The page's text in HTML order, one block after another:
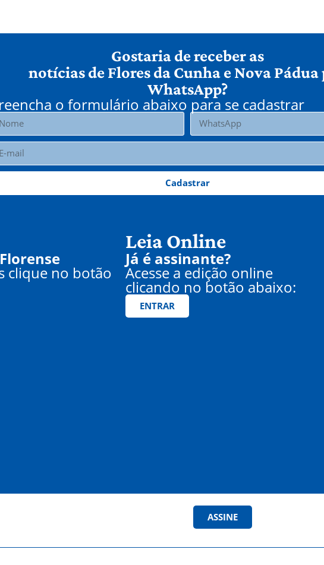
Gostaria de receber as
notícias de Flores da Cunha e Nova Pádua
WhatsApp?
o formulário abaixo para se cadastrar
Cadastrar
clique no botão
Leia Online
Já é assinante?
Acesse a edição online
clicando no botão abaixo:
ENTRAR
ASSINE